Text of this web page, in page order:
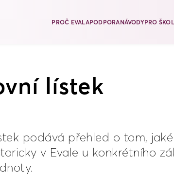
PROČ EVALAPODPORANÁVODYPRO
lístek
podává přehled o tom,
v Evale u konkrétního